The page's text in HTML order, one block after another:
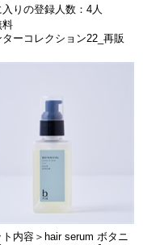
入りの登録人数：4人
料
ターコレクション22_再販
ト内容＞hair serum ボタニ